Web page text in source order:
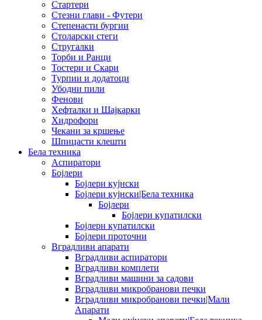
Стартери
Стезни глави - Футери
Степенасти бургии
Столарски стеги
Стругалки
Торби и Ранци
Тостери и Скари
Турпии и додатоци
Убодни пили
Фенови
Хефталки и Шајкарки
Хидрофори
Чекани за кршење
Шпицасти клешти
Бела техника
Аспиратори
Бојлери
Бојлери кујнски
Бојлери кујнски|Бела техника
Бојлери
Бојлери купатилски
Бојлери купатилски
Бојлери проточни
Вградливи апарати
Вградливи аспиратори
Вградливи комплети
Вградливи машини за садови
Вградливи микробранови печки
Вградливи микробранови печки|Мали
Апарати